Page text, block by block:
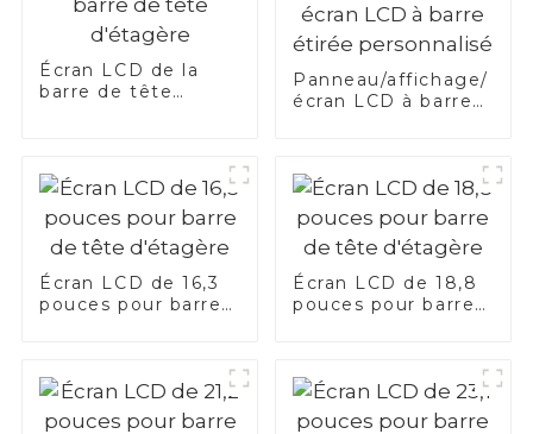
Écran LCD de la
barre de tête
Panneau/affichage/
écran LCD à barre
Écran LCD de 16,3
pouces pour barre
Écran LCD de 18,8
pouces pour barre